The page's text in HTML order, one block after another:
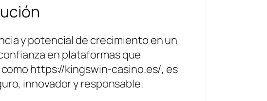
y potencial de crecimiento en un
en plataformas que
https://kingswin-casino.es/, es
innovador y responsable.